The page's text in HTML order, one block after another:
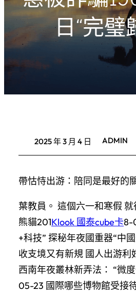
日“完璧
2025 年 3 月 4 日 ADMIN
帶怙恃出游：陪同是最好的
葉教員。 這個六一和寒假
熊貓201Klook 國泰cube卡8-
+科技” 探秘年夜國重器“中
收支境又有新規 國人出游
西南年夜叢林新弄法： “微
05-23 國際哪些博物館受接